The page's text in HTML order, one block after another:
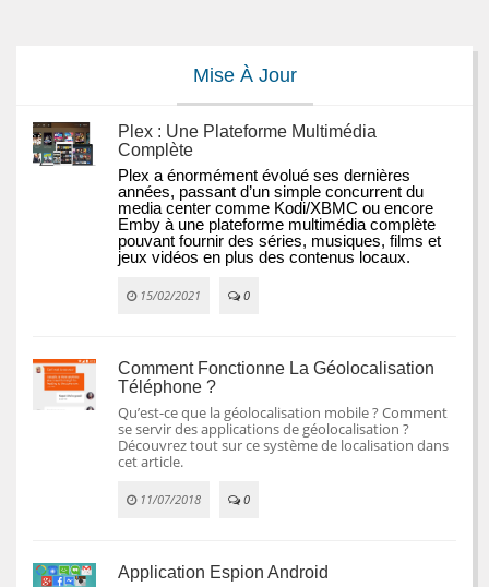
Mise À Jour
Plex : Une Plateforme Multimédia
Complète
Plex a énormément évolué ses dernières
années, passant d’un simple concurrent du
media center comme Kodi/XBMC ou encore
Emby à une plateforme multimédia complète
pouvant fournir des séries, musiques, films et
jeux vidéos en plus des contenus locaux.
15/02/2021 0
Comment Fonctionne La Géolocalisation
Téléphone ?
Qu’est-ce que la géolocalisation mobile ? Comment
se servir des applications de géolocalisation ?
Découvrez tout sur ce système de localisation dans
cet article.
11/07/2018 0
Application Espion Android